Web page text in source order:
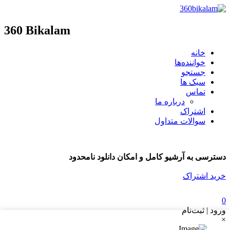
360 Bikalam
خانه
خواننده‌ها
جستجو
سبک ها
تماس
درباره ما
اشتراک
سوالات متداول
دسترسی به آرشیو کامل و امکان دانلود نامحدود
خرید اشتراک
0
ورود | ثبت‌نام
×